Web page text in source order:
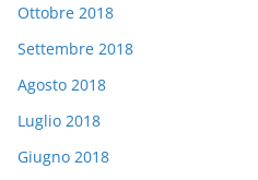
Ottobre 2018
Settembre 2018
Agosto 2018
Luglio 2018
Giugno 2018